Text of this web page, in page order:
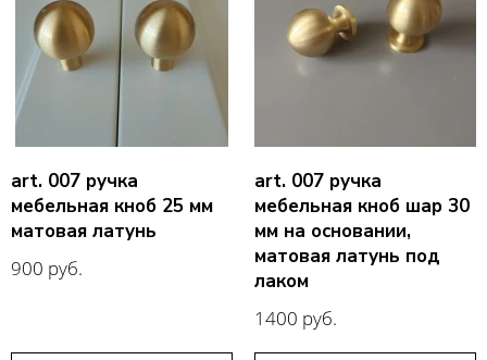
art. 007 ручка
мебельная кноб 25 мм
матовая латунь
900 руб.
art. 007 ручка
мебельная кноб шар 30
мм на основании,
матовая латунь под
лаком
1400 руб.